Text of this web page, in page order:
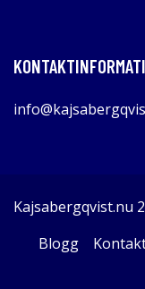
Kajsabergqvist.nu
Blogg